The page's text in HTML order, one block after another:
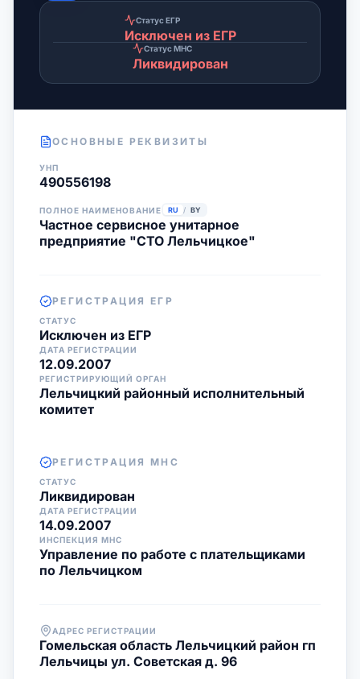
Статус ЕГР
Исключен из ЕГР
Статус МНС
Ликвидирован
ОСНОВНЫЕ РЕКВИЗИТЫ
УНП
490556198
ПОЛНОЕ НАИМЕНОВАНИЕ RU / BY
Частное сервисное унитарное
предприятие "СТО Лельчицкое"
РЕГИСТРАЦИЯ ЕГР
СТАТУС
Исключен из ЕГР
ДАТА РЕГИСТРАЦИИ
12.09.2007
РЕГИСТРИРУЮЩИЙ ОРГАН
Лельчицкий районный исполнительный
комитет
РЕГИСТРАЦИЯ МНС
СТАТУС
Ликвидирован
ДАТА РЕГИСТРАЦИИ
14.09.2007
ИНСПЕКЦИЯ МНС
Управление по работе с плательщиками
по Лельчицком
АДРЕС РЕГИСТРАЦИИ
Гомельская область Лельчицкий район гп
Лельчицы ул. Советская д. 96